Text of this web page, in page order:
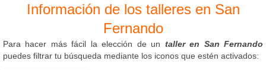
Información de los talleres en San
Fernando
Para hacer más fácil la elección de un taller en San Fernando
puedes filtrar tu búsqueda mediante los iconos que estén activados: